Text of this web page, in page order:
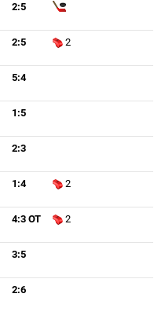
2:5
2:5 2
5:4
1:5
2:3
1:4 2
4:3 ОТ 2
3:5
2:6